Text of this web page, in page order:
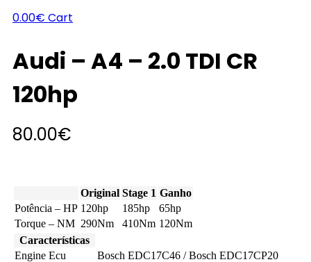
0.00€ Cart
Audi – A4 – 2.0 TDI CR
120hp
80.00€
Original Stage 1 Ganho
Potência – HP 120hp 185hp
65hp
Torque – NM 290Nm 410Nm 120Nm
Características
Engine Ecu
Bosch EDC17C46 / Bosch EDC17CP20